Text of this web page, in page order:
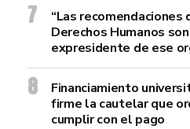
“Las recomendaciones
Derechos Humanos
expresidente de ese
Financiamiento
firme la cautelar que
cumplir con el pago